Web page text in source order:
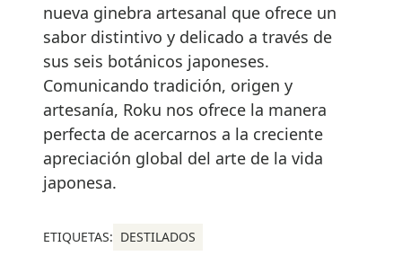
nueva ginebra artesanal que ofrece un
sabor distintivo y delicado a través de
sus seis botánicos japoneses.
Comunicando tradición, origen y
artesanía, Roku nos ofrece la manera
perfecta de acercarnos a la creciente
apreciación global del arte de la vida
japonesa.
ETIQUETAS: DESTILADOS